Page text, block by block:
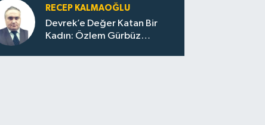
RECEP KALMAOĞLU
Devrek’e Değer Katan Bir
Kadın: Özlem Gürbüz